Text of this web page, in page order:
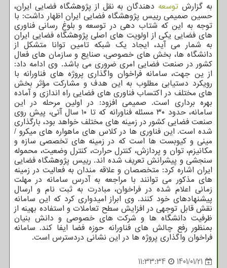
به گزارش توسعه دهندگان به نقل از پژوهشگاه فضایی ایران،
حسین صمیمی رییس پژوهشگاه فضایی ایران اظهار داشت: با
توجه به این که شتاب دهی در توسعه و بلوغ رسانی فناوری
های فضایی یکی از اولویت های اصلی پژوهشگاه فضایی ایران
به شمار می آید، ایجاد یک شبکه تامین توانا متشکل از
دانشگاه ها، بخش های خصوصی، صنایع و سازمان های فعال
کشور در صنعت فضایی امری ضروری می باشد. وی ادامه داد:
از ین جهت، سامانه فراخوان واگذاری پروژه های فناورانه با
رویکرد دستیابی مطلوب به این هدف و مشارکت مؤثر بخش
های مختلف در اکتساب فناوری های فضایی راه اندازی و آماده
بهره برداری است. صمیمی افزود: در اولین مرحله در این
سامانه، حدود ۳۰ مسئله فناورانه که تا ۱۰ سال آتی، پیش روی
صنعت فضایی کشور در زمینه های مختلف خواهد بود، بارگذاری
شده است. این فناوری ها در کلاس های ماهواره های میکرو /
مینی و کیوبست ها است که در زمینه های تخصصی سازه و
مکانیزم، توان و پردازش، کنترل حرارت، کنترل وضعیت، محموله
سنجشی و پیشرانش تعریف شده اند. رییس پژوهشگاه فضایی
ایران اشاره کرد: متخصصان و علاقه مندان به فعالیت در زمینه
های مذکور می توانند با مراجعه به آدرس سامانه در مهلت
زمانی اعلام شده در فراخوان، مبادرت به ثبت نام و ارسال
پیشنهادهای خود کنند. وی ابراز امیدواری کرد که این سامانه
نقش قابل توجهی در افزایش سطح تعاملات و استفاده بهینه از
ظرفیت دانشگاه ها و شرکت های خصوصی و دانش بنیان
بمنظور رفع چالش های فناورانه حوزه فضا ایفا کند. سامانه
فراخوان واگذاری پروژه ها در این نشانی دردسترس است.
1401/01/21
11:33:34